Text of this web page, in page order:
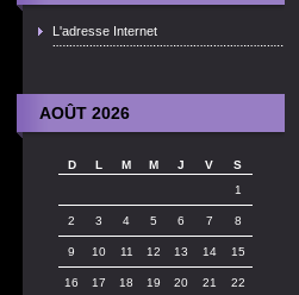
L'adresse Internet
AOÛT 2026
D L M M J V
S
1
2 3 4 5 6 7 8
9 10 11 12 13 14 15
16 17 18 19 20 21 22